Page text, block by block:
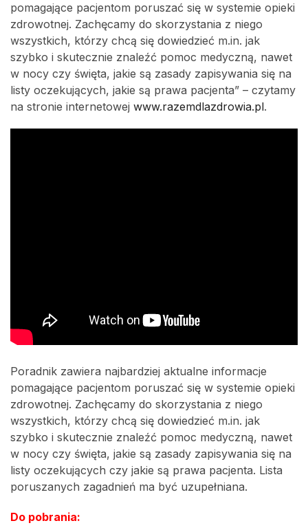
pomagające pacjentom poruszać się w systemie opieki
zdrowotnej. Zachęcamy do skorzystania z niego
wszystkich, którzy chcą się dowiedzieć m.in. jak
szybko i skutecznie znaleźć pomoc medyczną, nawet
w nocy czy święta, jakie są zasady zapisywania się na
listy oczekujących, jakie są prawa pacjenta” – czytamy
na stronie internetowej www.razemdlazdrowia.pl.
Poradnik zawiera najbardziej aktualne informacje
pomagające pacjentom poruszać się w systemie opieki
zdrowotnej. Zachęcamy do skorzystania z niego
wszystkich, którzy chcą się dowiedzieć m.in. jak
szybko i skutecznie znaleźć pomoc medyczną, nawet
w nocy czy święta, jakie są zasady zapisywania się na
listy oczekujących czy jakie są prawa pacjenta. Lista
poruszanych zagadnień ma być uzupełniana.
Do pobrania: